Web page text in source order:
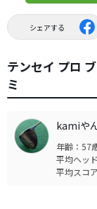
シェアする
テンセイ プロ
ミ
kamiや
年齢：57
平均ヘッ
平均スコ